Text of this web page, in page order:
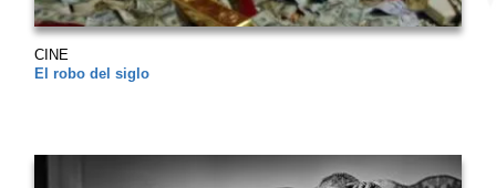
CINE
El robo del siglo